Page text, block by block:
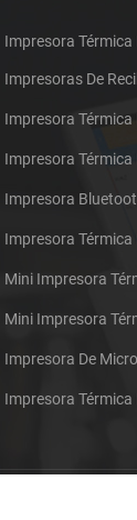
Impresora Térmica
Impresoras De
Impresora Térmica
Impresora
Impresora
Mini Impresora
Mini Impresora
Impresora De
Impresora Térmica